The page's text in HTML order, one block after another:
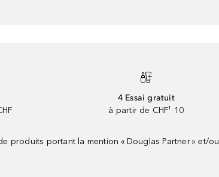
4 Essai gratuit
à partir de CHF¹ 10
produits portant la mention « Douglas Partner »